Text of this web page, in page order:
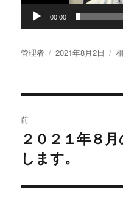
00:00
投
管理者
投
2021年8月2日
カ
リ
稿
ナ
ビ
前
過
去
投
２０２１年８
します。